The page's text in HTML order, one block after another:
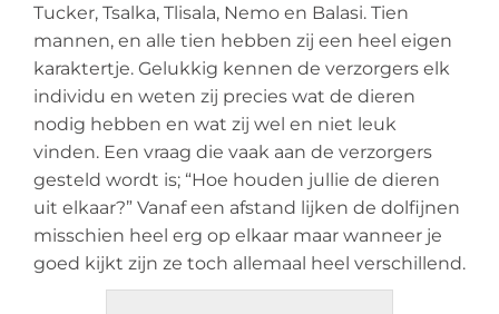
Tucker, Tsalka, Tlisala, Nemo en Balasi. Tien
mannen, en alle tien hebben zij een heel eigen
karaktertje. Gelukkig kennen de verzorgers elk
individu en weten zij precies wat de dieren
nodig hebben en wat zij wel en niet leuk
vinden. Een vraag die vaak aan de verzorgers
gesteld wordt is; “Hoe houden jullie de dieren
uit elkaar?” Vanaf een afstand lijken de dolfijnen
misschien heel erg op elkaar maar wanneer je
goed kijkt zijn ze toch allemaal heel verschillend.